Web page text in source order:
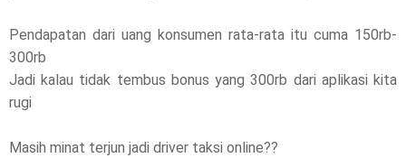
Pendapatan dari uang konsumen rata-rata itu cuma 150rb-
300rb
Jadi kalau tidak tembus bonus yang 300rb dari aplikasi kita
rugi
Masih minat terjun jadi driver taksi online??